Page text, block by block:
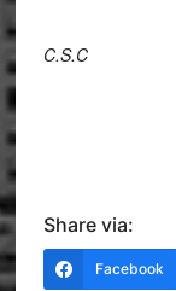
C.S.C
Share via:
Facebook